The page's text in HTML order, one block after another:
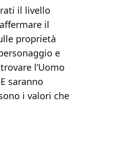
il livello
il
proprietà
e
l’Uomo
saranno
i valori che